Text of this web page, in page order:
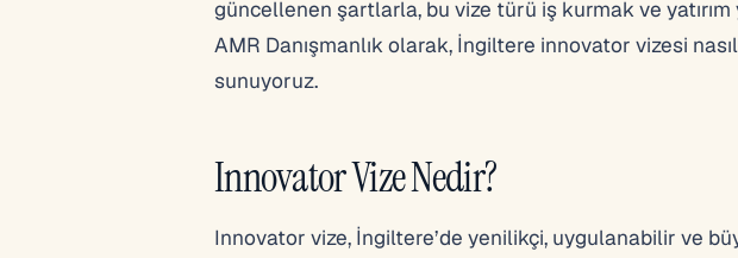
güncellenen şartlarla, bu vize türü iş kurmak ve
AMR Danışmanlık olarak, İngiltere innovator vizesi
sunuyoruz.
Innovator Vize Nedir?
Innovator vize, İngiltere’de yenilikçi, uygulanabilir ve